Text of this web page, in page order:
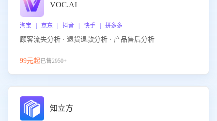
VOC.AI
淘宝 | 京东 | 抖音 | 快手 | 拼多多
顾客流失分析 · 退货退款分析 · 产品售后分析
99元起已售2950+
知立方